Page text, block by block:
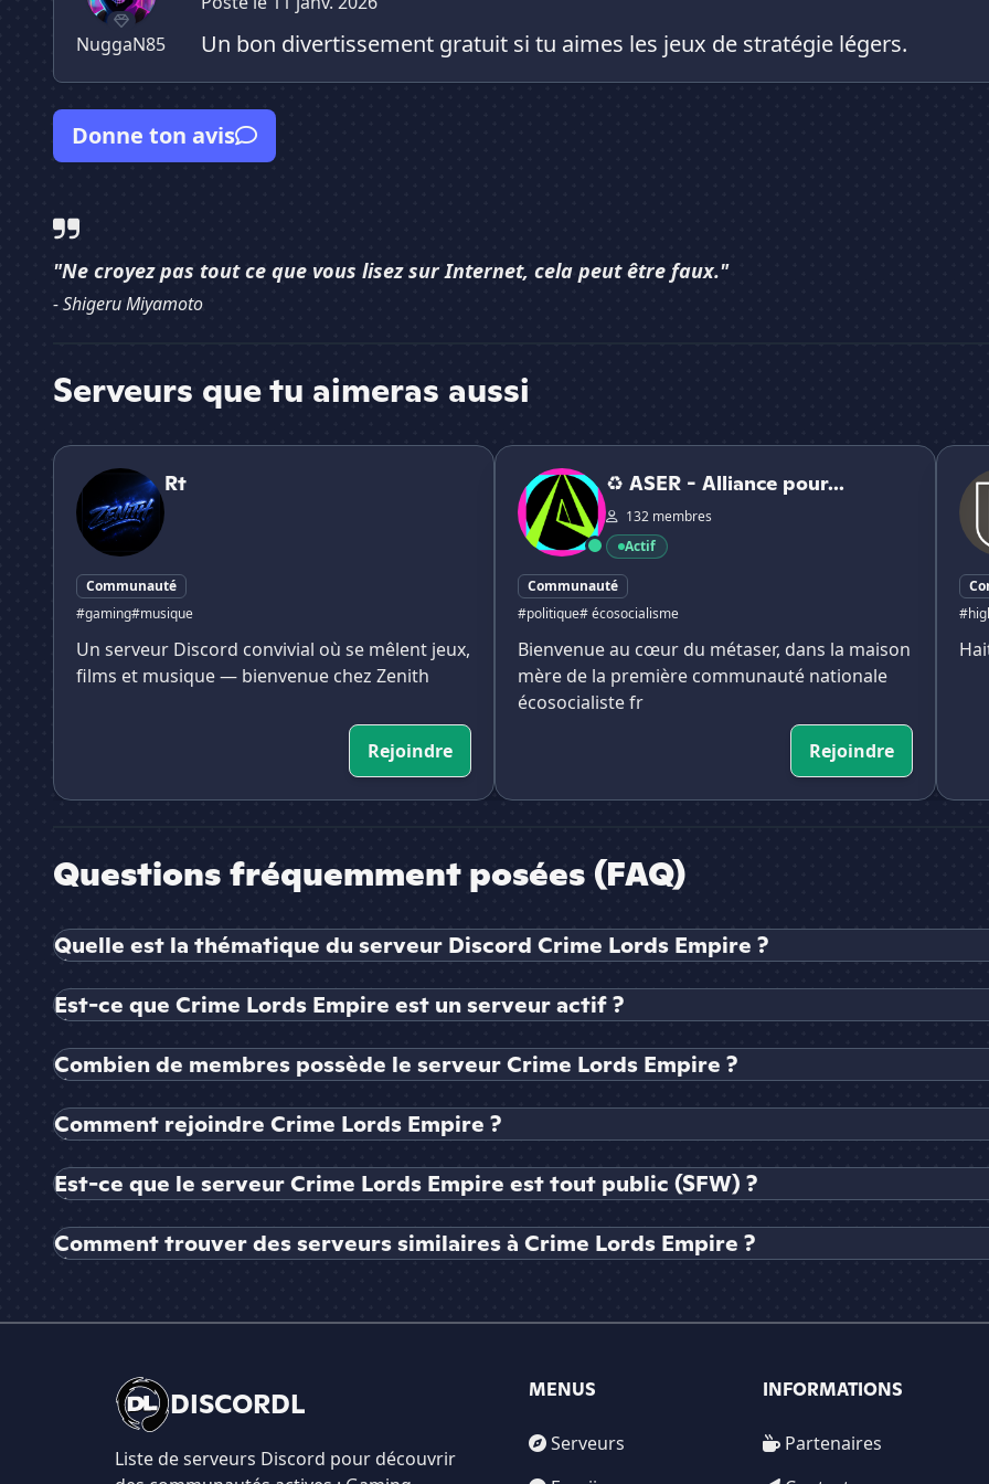
NuggaN85 Un bon divertissement gratuit si tu aimes les jeux de stratégie légers.
Donne ton avis
"Ne croyez pas tout ce que vous lisez sur Internet, cela peut être faux."
- Shigeru Miyamoto
Serveurs que tu aimeras aussi
Rt
Rt
Communauté
#gaming#musique
Un serveur Discord convivial où se mêlent jeux,
films et musique — bienvenue chez Zenith
Rejoindre
♻ ASER - Alliance pour la Santé de l'Environnement et de la
♻ ASER - Alliance pour...
132 membres
Actif
Communauté
#politique# écosocialisme
Bienvenue au cœur du métaser, dans la maison
mère de la première communauté nationale
écosocialiste fr
Rejoindre
Questions fréquemment posées (FAQ)
Quelle est la thématique du serveur Discord Crime Lords Empire ?
Est-ce que Crime Lords Empire est un serveur actif ?
Combien de membres possède le serveur Crime Lords Empire ?
Comment rejoindre Crime Lords Empire ?
Est-ce que le serveur Crime Lords Empire est tout public (SFW) ?
Comment trouver des serveurs similaires à Crime Lords Empire ?
DISCORDL
Liste de serveurs Discord pour découvrir
MENUS
Serveurs
INFORMATIONS
Partenaires